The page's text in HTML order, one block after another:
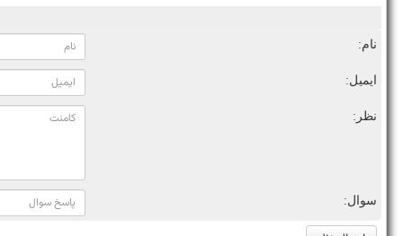
نام:
ایمیل:
نظر:
سوال: